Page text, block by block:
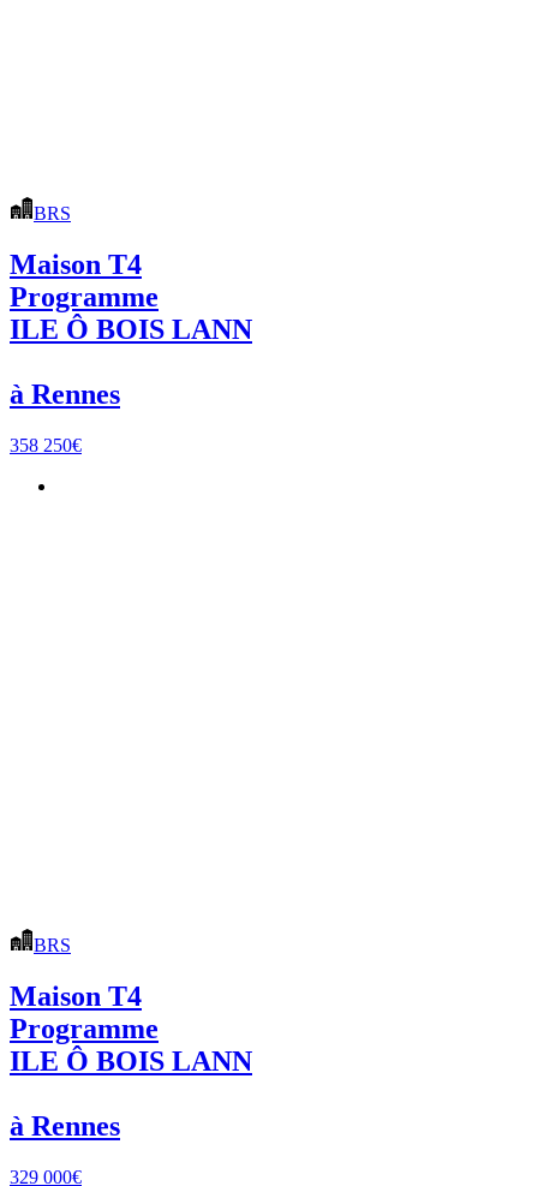
BRS
Maison T4
Programme
ILE Ô BOIS LANN
à Rennes
358 250€
BRS
Maison T4
Programme
ILE Ô BOIS LANN
à Rennes
329 000€